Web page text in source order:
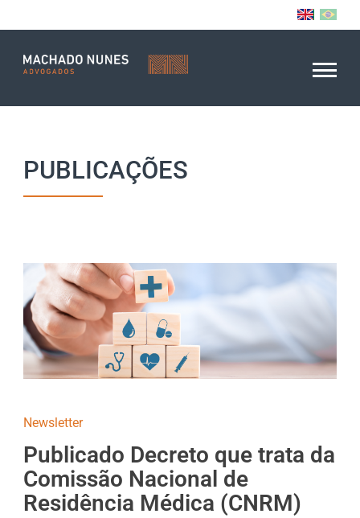
PUBLICAÇÕES
Newsletter
Publicado Decreto que trata da
Comissão Nacional de
Residência Médica (CNRM)